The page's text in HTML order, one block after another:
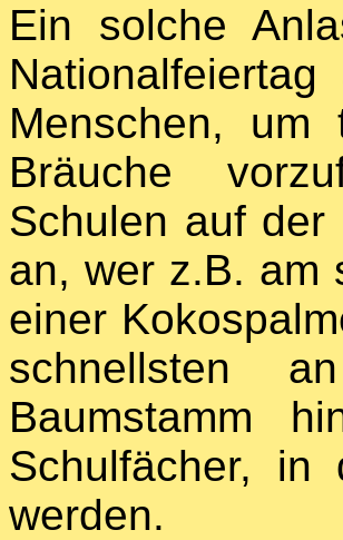
Ein solche
Menschen, um
Bräuche
Schulen auf der
an, wer z.B. am
einer
schnellsten
Baumstamm
Schulfächer, in
werden.